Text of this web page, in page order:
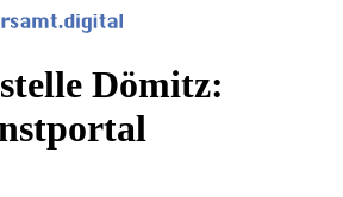
Dömitz: